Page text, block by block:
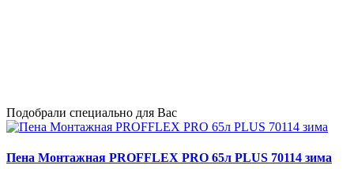
Подобрали специально для Вас
Пена Монтажная PROFFLEX PRO 65л PLUS 70114 зима